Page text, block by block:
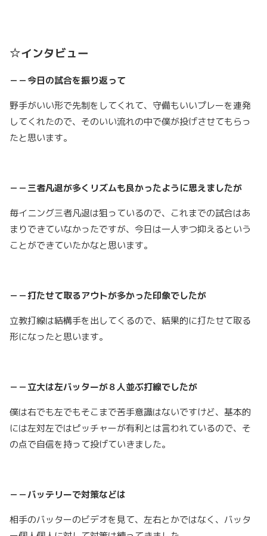
☆インタビュー
－－今日の試合を振り返って
野手がいい形で先制をしてくれて、守備もいいプレーを連発
してくれたので、そのいい流れの中で僕が投げさせてもらっ
たと思います。
－－三者凡退が多くリズムも良かったように思えましたが
毎イニング三者凡退は狙っているので、これまでの試合はあ
まりできていなかったですが、今日は一人ずつ抑えるという
ことができていたかなと思います。
－－打たせて取るアウトが多かった印象でしたが
立教打線は結構手を出してくるので、結果的に打たせて取る
形になったと思います。
－－立大は左バッターが８人並ぶ打線でしたが
僕は右でも左でもそこまで苦手意識はないですけど、基本的
には左対左ではピッチャーが有利とは言われているので、そ
の点で自信を持って投げていきました。
－－バッテリーで対策などは
相手のバッターのビデオを見て、左右とかではなく、バッタ